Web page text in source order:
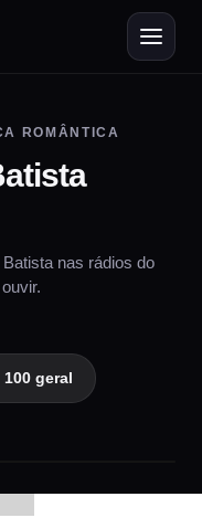
ROMÂNTICA
nas rádios do
100 geral